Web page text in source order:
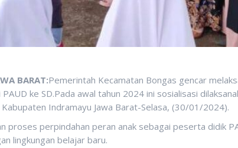
BARAT:Pemerintah Kecamatan Bongas gencar
ke SD.Pada awal tahun 2024 ini sosialisasi
Indramayu Jawa Barat-Selasa, (30/01/2024).
proses perpindahan peran anak sebagai peserta didik
lingkungan belajar baru.